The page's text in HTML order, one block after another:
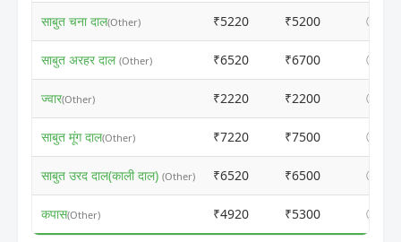
साबुत चना दाल(Other) ₹5220 ₹5200 ⓘ
साबुत अरहर दाल (Other) ₹6520 ₹6700 ⓘ
ज्वार(Other) ₹2220 ₹2200 ⓘ
साबुत मूंग दाल(Other) ₹7220 ₹7500 ⓘ
साबुत उरद दाल(काली दाल) (Other) ₹6520 ₹6500 ⓘ
कपास(Other) ₹4920 ₹5300 ⓘ